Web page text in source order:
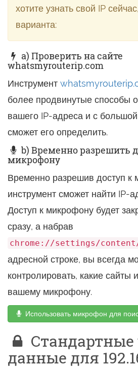
хотите узнать свой IP
варианта:
a) Проверить на сайте
whatsmyrouterip.com
Инструмент
более продвинутые способы
вашего IP-адреса и с
сможет его определить.
b) Временно разрешить
микрофону
Временно разрешив доступ к
инструмент сможет найти IP-
Доступ к микрофону будет
сразу, а набрав
chrome://settings/content/
адресной строке, вы всегда
контролировать, какие сайты
вашему микрофону.
Использовать микрофон для
данные для